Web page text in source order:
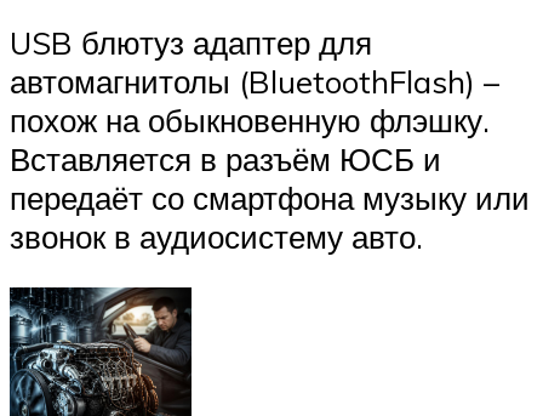
USB блютуз адаптер для
автомагнитолы (BluetoothFlash) –
похож на обыкновенную флэшку.
Вставляется в разъём ЮСБ и
передаёт со смартфона музыку или
звонок в аудиосистему авто.